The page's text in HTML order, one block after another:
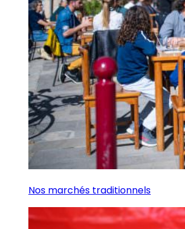
Nos marchés traditionnels